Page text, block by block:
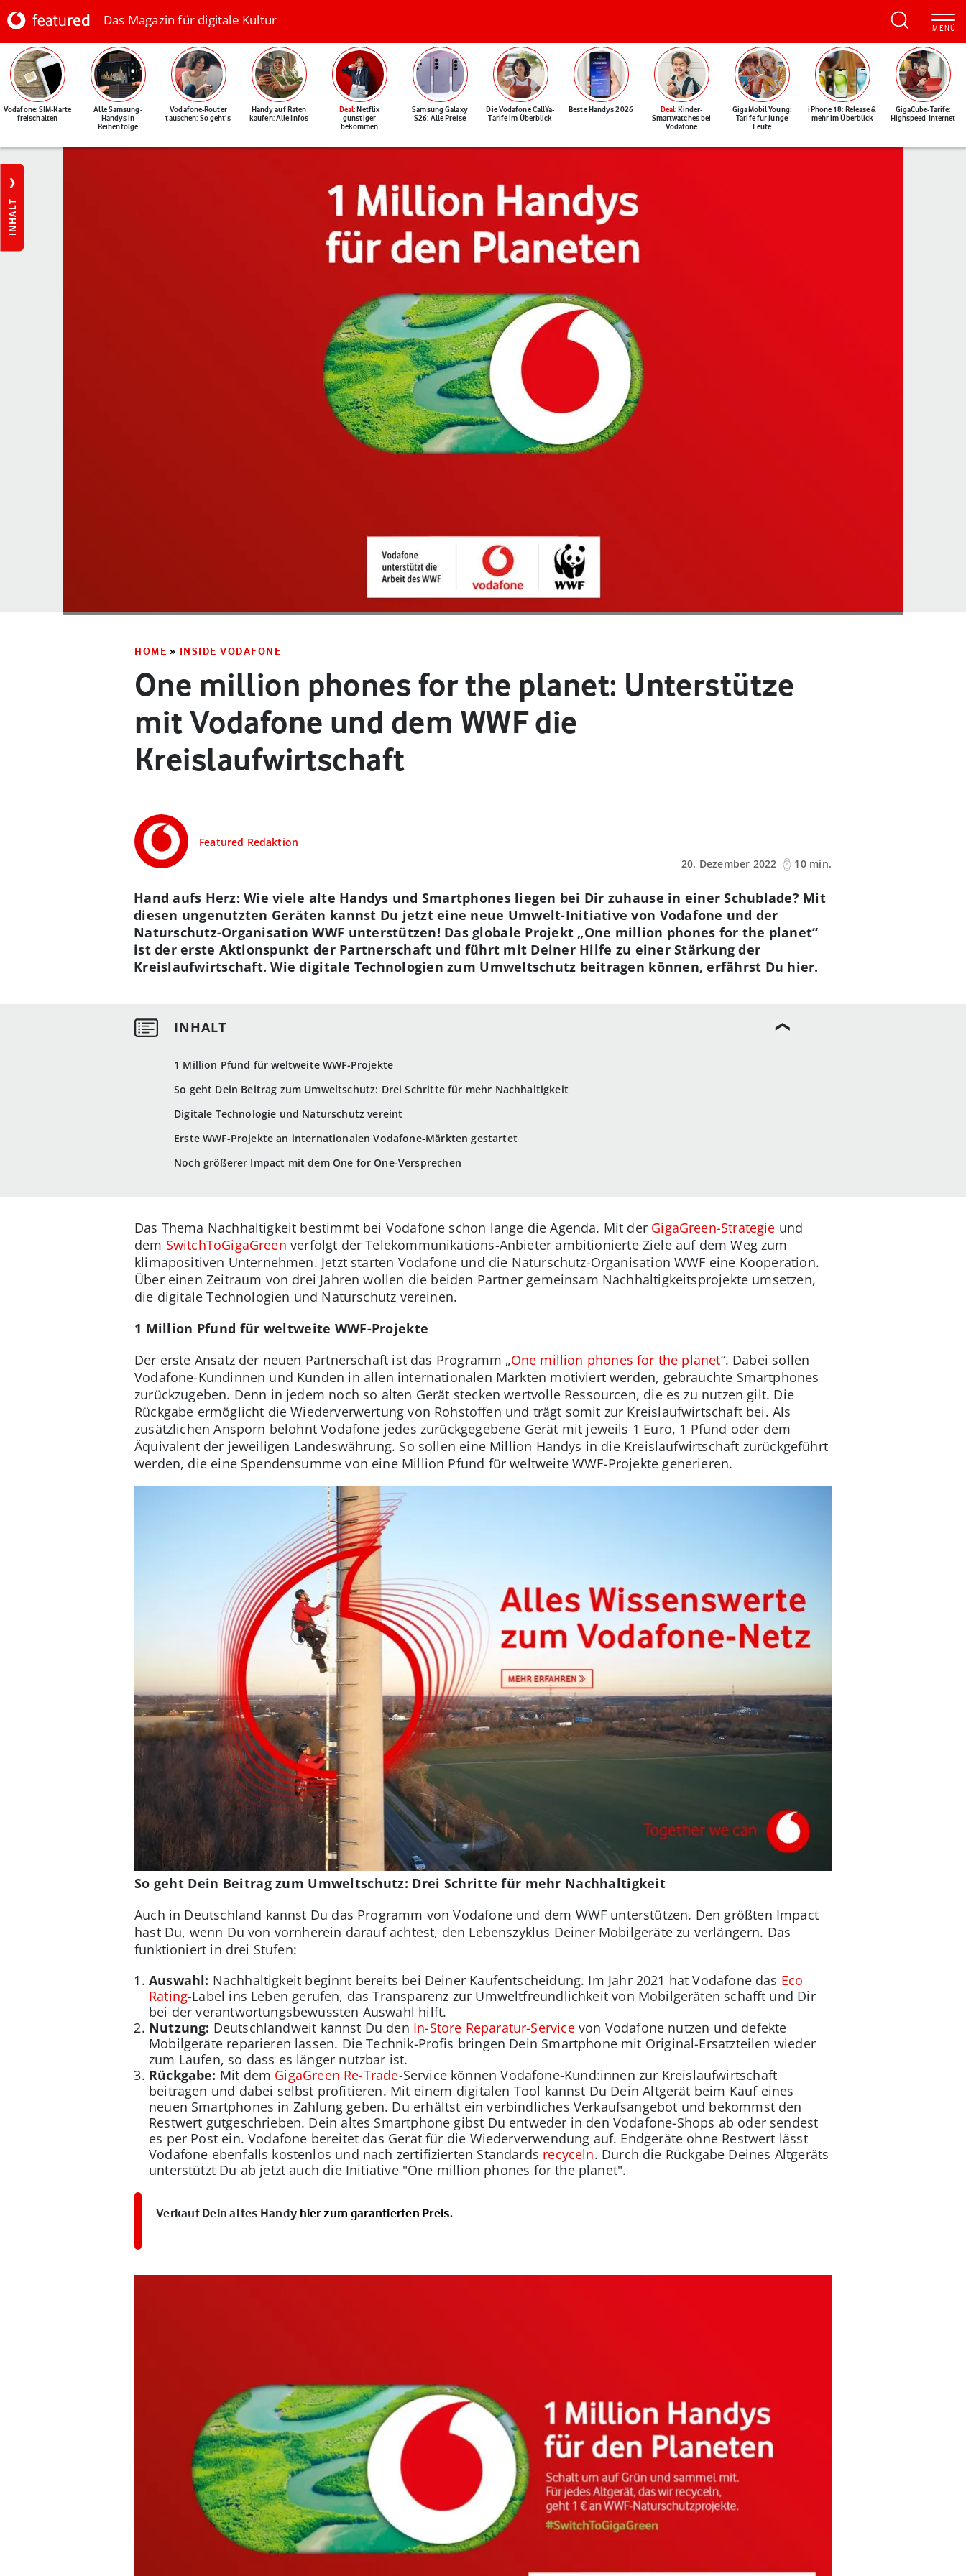
Das Magazin für digitale Kultur
Vodafone: SIM-Karte
freischalten
Alle Samsung-
Handys in
Reihenfolge
Vodafone-Router
tauschen: So geht's
Handy auf Raten
kaufen: Alle Infos
Deal: Netflix
günstiger
bekommen
Samsung Galaxy
S26: Alle Preise
Die Vodafone CallYa-
Tarife im Überblick
Beste Handys 2026 Deal: Kinder-
Smartwatches bei
Vodafone
GigaMobil Young:
Tarife für junge
Leute
iPhone 18: Release &
mehr im Überblick
GigaCube-Tarife:
Highspeed-Internet
INHALT
HOME » INSIDE VODAFONE
One million phones for the planet: Unterstütze
mit Vodafone und dem WWF die
Kreislaufwirtschaft
Featured Redaktion
20. Dezember 2022
10 min.
1 Million Pfund für weltweite WWF-Projekte
So geht Dein Beitrag zum Umweltschutz: Drei Schritte für mehr Nachhaltigkeit
Digitale Technologie und Naturschutz vereint
Erste WWF-Projekte an internationalen Vodafone-Märkten gestartet
Noch größerer Impact mit dem One for One-Versprechen
Hand aufs Herz: Wie viele alte Handys und Smartphones liegen bei Dir zuhause in einer Schublade? Mit
diesen ungenutzten Geräten kannst Du jetzt eine neue Umwelt-Initiative von Vodafone und der
Naturschutz-Organisation WWF unterstützen! Das globale Projekt „One million phones for the planet“
ist der erste Aktionspunkt der Partnerschaft und führt mit Deiner Hilfe zu einer Stärkung der
Kreislaufwirtschaft. Wie digitale Technologien zum Umweltschutz beitragen können, erfährst Du hier.
Das Thema Nachhaltigkeit bestimmt bei Vodafone schon lange die Agenda. Mit der GigaGreen-Strategie und
dem SwitchToGigaGreen verfolgt der Telekommunikations-Anbieter ambitionierte Ziele auf dem Weg zum
klimapositiven Unternehmen. Jetzt starten Vodafone und die Naturschutz-Organisation WWF eine Kooperation.
Über einen Zeitraum von drei Jahren wollen die beiden Partner gemeinsam Nachhaltigkeitsprojekte umsetzen,
die digitale Technologien und Naturschutz vereinen.
1 Million Pfund für weltweite WWF-Projekte
Der erste Ansatz der neuen Partnerschaft ist das Programm „One million phones for the planet“. Dabei sollen
Vodafone-Kundinnen und Kunden in allen internationalen Märkten motiviert werden, gebrauchte Smartphones
zurückzugeben. Denn in jedem noch so alten Gerät stecken wertvolle Ressourcen, die es zu nutzen gilt. Die
Rückgabe ermöglicht die Wiederverwertung von Rohstoffen und trägt somit zur Kreislaufwirtschaft bei. Als
zusätzlichen Ansporn belohnt Vodafone jedes zurückgegebene Gerät mit jeweils 1 Euro, 1 Pfund oder dem
Äquivalent der jeweiligen Landeswährung. So sollen eine Million Handys in die Kreislaufwirtschaft zurückgeführt
werden, die eine Spendensumme von eine Million Pfund für weltweite WWF-Projekte generieren.
So geht Dein Beitrag zum Umweltschutz: Drei Schritte für mehr Nachhaltigkeit
Auch in Deutschland kannst Du das Programm von Vodafone und dem WWF unterstützen. Den größten Impact
hast Du, wenn Du von vornherein darauf achtest, den Lebenszyklus Deiner Mobilgeräte zu verlängern. Das
funktioniert in drei Stufen:
Auswahl: Nachhaltigkeit beginnt bereits bei Deiner Kaufentscheidung. Im Jahr 2021 hat Vodafone das Eco
Rating-Label ins Leben gerufen, das Transparenz zur Umweltfreundlichkeit von Mobilgeräten schafft und Dir
bei der verantwortungsbewussten Auswahl hilft.
Nutzung: Deutschlandweit kannst Du den In-Store Reparatur-Servicevon Vodafone nutzen und defekte
Mobilgeräte reparieren lassen. Die Technik-Profis bringen Dein Smartphone mit Original-Ersatzteilen wieder
zum Laufen, so dass es länger nutzbar ist.
Rückgabe: Mit dem GigaGreen Re-Trade-Service können Vodafone-Kund:innen zur Kreislaufwirtschaft
beitragen und dabei selbst profitieren. Mit einem digitalen Tool kannst Du Dein Altgerät beim Kauf eines
neuen Smartphones in Zahlung geben. Du erhältst ein verbindliches Verkaufsangebot und bekommst den
Restwert gutgeschrieben. Dein altes Smartphone gibst Du entweder in den Vodafone-Shops ab oder sendest
es per Post ein. Vodafone bereitet das Gerät für die Wiederverwendung auf. Endgeräte ohne Restwert lässt
Vodafone ebenfalls kostenlos und nach zertifizierten Standards recyceln. Durch die Rückgabe Deines Altgeräts
unterstützt Du ab jetzt auch die Initiative "One million phones for the planet".
Verkauf Dein altes Handy hier zum garantierten Preis.